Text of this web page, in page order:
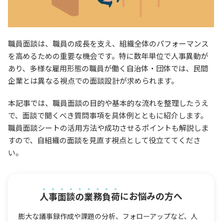
職員面談は、職員の成長を支え、組織全体のパフォーマンス
を高めるための重要な機会です。特に数年単位で人事異動が
あり、多様な雇用形態の職員が働く自治体・団体では、民間
企業とは異なる視点での面談設計が求められます。
本記事では、職員面談の目的や基本的な流れを整理したうえ
で、面談で聞くべき質問事項を具体例とともに紹介します。
職員面談シートの活用方法や成功させるポイントも解説しま
すので、自組織の面談を見直す視点として役立ててくださ
い。
人事面談の業務負荷にお悩みの方へ
膨大な議事録作成や課題の分析、フォローアップなど、人